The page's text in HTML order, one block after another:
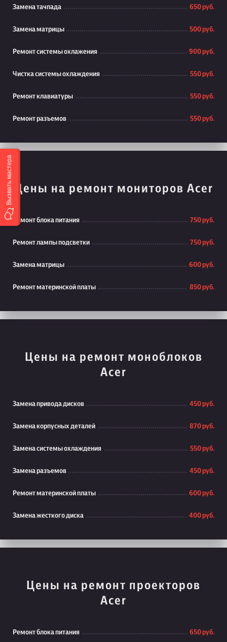
Замена тачпада 650 руб.
Замена матрицы 500 руб.
Ремонт системы охлажения 900 руб.
Чистка системы охлаждения 550 руб.
Ремонт клавиатуры 550 руб.
Ремонт разъемов 550 руб.
Цены на ремонт мониторов Acer
Ремонт блока питания 750 руб.
Ремонт лампы подсветки 750 руб.
Замена матрицы 600 руб.
Ремонт материнской платы 850 руб.
Цены на ремонт моноблоков
Acer
Замена привода дисков 450 руб.
Замена корпусных деталей 870 руб.
Замена системы охлаждения 550 руб.
Замена разъемов 450 руб.
Ремонт материнской платы 600 руб.
Замена жесткого диска 400 руб.
Цены на ремонт проекторов
Acer
Ремонт блока питания 650 руб.
Вызвать мастера